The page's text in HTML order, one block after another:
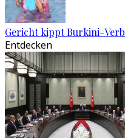
Gericht kippt Burkini-
Entdecken